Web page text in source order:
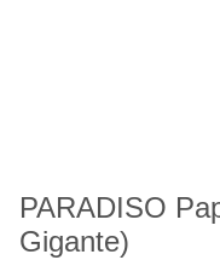
PARADISO
Gigante)